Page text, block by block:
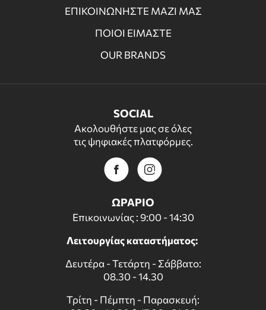
ΕΠΙΚΟΙΝΩΝΗΣΤΕ ΜΑΖΙ ΜΑΣ
ΠΟΙΟΙ ΕΙΜΑΣΤΕ
OUR BRANDS
SOCIAL
Ακολουθήστε μας σε όλες
τις ψηφιακές πλατφόρμες.
ΩΡΑΡΙΟ
Επικοινωνίας : 9:00 - 14:30
Λειτουργίας καταστήματος:
Δευτέρα - Τετάρτη - Σάββατο:
08.30 - 14.30
Τρίτη - Πέμπτη - Παρασκευή: